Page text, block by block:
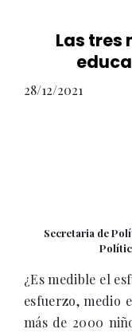
Las tres
28/12/2021
Secretaria de
¿Es medible el
esfuerzo, medio
más de 2000